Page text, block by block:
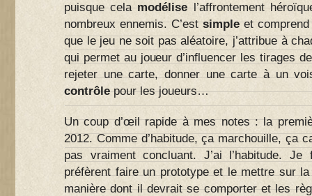
puisque celamodélisel’affrontement
nombreux ennemis. C’estsimpleet comprend
que le jeu ne soit pas aléatoire, j’attribue à
qui permet au joueur d’influencer les tirages
rejeter une carte, donner une carte à un
contrôlepour les joueurs…
Un coup d’œil rapide à mes notes : la
2012. Comme d’habitude, ça marchouille, ça
pas vraiment concluant. J’ai l’habitude.
préfèrent faire un prototype et le mettre sur
manière dont il devrait se comporter et les